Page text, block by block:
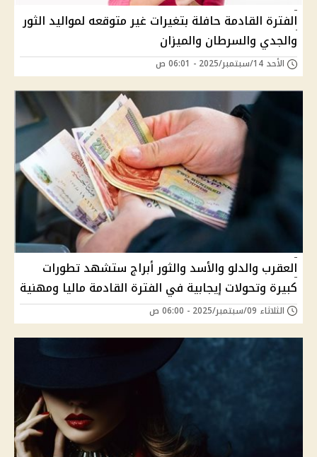
الفترة القادمة حافلة بتغيرات غير متوقعه لمواليد الثور
والجدي والسرطان والميزان
الأحد 14/سبتمبر/2025 - 06:01 ص
العقرب والدلو والأسد والثور أبراج ستشهد تطورات
كبيرة وتحولات إيجابية في الفترة القادمة ماليا ومهنية
الثلاثاء 09/سبتمبر/2025 - 06:00 ص